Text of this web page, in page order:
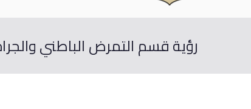
رؤية قسم التمرض الباطني